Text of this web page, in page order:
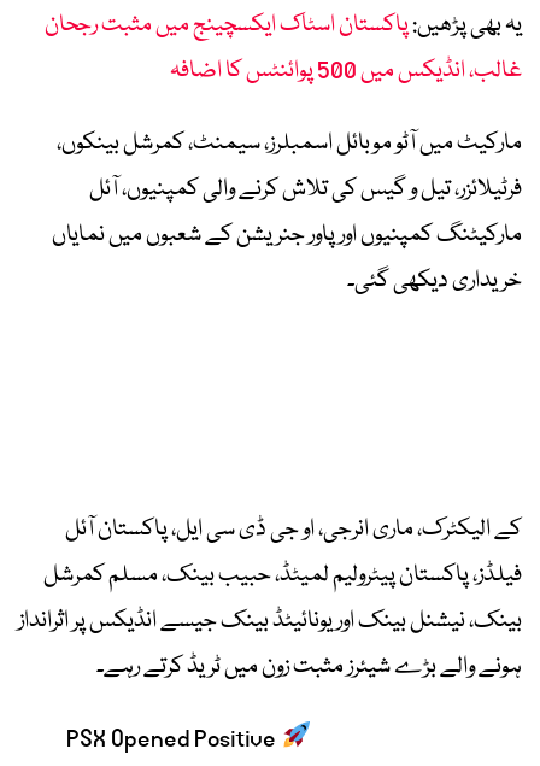
یہ بھی پڑھیں:پاکستان اسٹاک ایکسچینج میں مثبت رجحان
غالب، انڈیکس میں 500 پوائنٹس کا اضافہ
مارکیٹ میں آٹو موبائل اسمبلرز، سیمنٹ، کمرشل بینکوں،
فرٹیلائزر، تیل و گیس کی تلاش کرنے والی کمپنیوں، آئل
مارکیٹنگ کمپنیوں اور پاور جنریشن کے شعبوں میں نمایاں
خریداری دیکھی گئی۔
کے الیکٹرک، ماری انرجی، او جی ڈی سی ایل، پاکستان آئل
فیلڈز، پاکستان پیٹرولیم لمیٹڈ، حبیب بینک، مسلم کمرشل
بینک، نیشنل بینک اور یونائیٹڈ بینک جیسے انڈیکس پر اثرانداز
ہونے والے بڑے شیئرز مثبت زون میں ٹریڈ کرتے رہے۔
PSX Opened Positive